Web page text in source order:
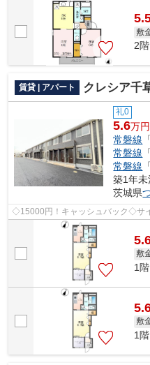
敷
2
賃貸 | アパート クレシア千
礼0
5.6万円
常磐線
常磐線
常磐線
築1年
茨城県
◇15000円！キャッシュバック◇サ
敷
1
敷
1